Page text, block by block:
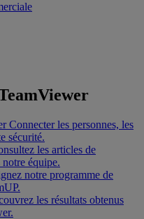
Connecter les personnes, les
sécurité.
les articles de
notre équipe.
notre programme de
les résultats obtenus